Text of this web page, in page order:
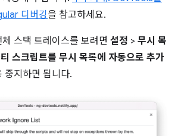
디버깅을 참고하세요.
스택 트레이스를 보려면 설정 > 무시 목
스크립트를 무시 목록에 자동으로 추가
중지하면 됩니다.